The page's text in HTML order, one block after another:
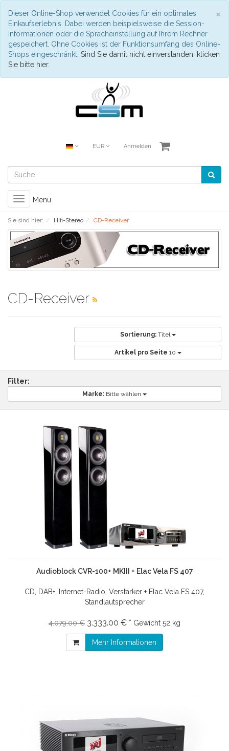
×
Dieser Online-Shop verwendet Cookies für ein optimales
Einkaufserlebnis. Dabei werden beispielsweise die Session-
Informationen oder die Spracheinstellung auf Ihrem Rechner
gespeichert. Ohne Cookies ist der Funktionsumfang des Online-
Shops eingeschränkt. Sind Sie damit nicht einverstanden, klicken
Sie bitte hier.
EUR Anmelden
Toggle
navigation
Menü
Sie sind hier: Hifi-Stereo CD-Receiver
CD-Receiver
Sortierung: Titel
Artikel pro Seite 10
Filter:
Marke: Bitte wählen
Audioblock CVR-100+ MKIII + Elac Vela FS 407
CD, DAB+, Internet-Radio, Verstärker + Elac Vela FS 407,
Standlautsprecher
4.079.00 € 3.333.00 € * Gewicht 52 kg
Mehr Informationen